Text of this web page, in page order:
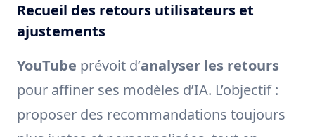
Recueil des retours utilisateurs et
ajustements
YouTube prévoit d’analyser les retours
pour affiner ses modèles d’IA. L’objectif :
proposer des recommandations toujours